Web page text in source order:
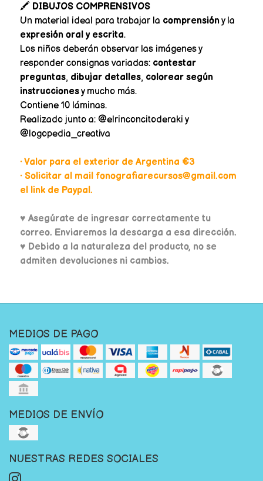
🖍️ DIBUJOS COMPRENSIVOS
Un material ideal para trabajar la comprensióny la
expresión oral y escrita.
Los niños deberán observar las imágenes y
responder consignas variadas: contestar
preguntas, dibujar detalles, colorear según
instruccionesy mucho más.
Contiene 10 láminas.
Realizado junto a: @elrinconcitoderaki y
@logopedia_creativa
• Valor para el exterior de Argentina €3
• Solicitar al mail fonografiarecursos@gmail.com
el link de Paypal.
♥ Asegúrate de ingresar correctamente tu
correo. Enviaremos la descarga a esa dirección.
♥ Debido a la naturaleza del producto, no se
admiten devoluciones ni cambios.
MEDIOS DE PAGO
MEDIOS DE ENVÍO
NUESTRAS REDES SOCIALES